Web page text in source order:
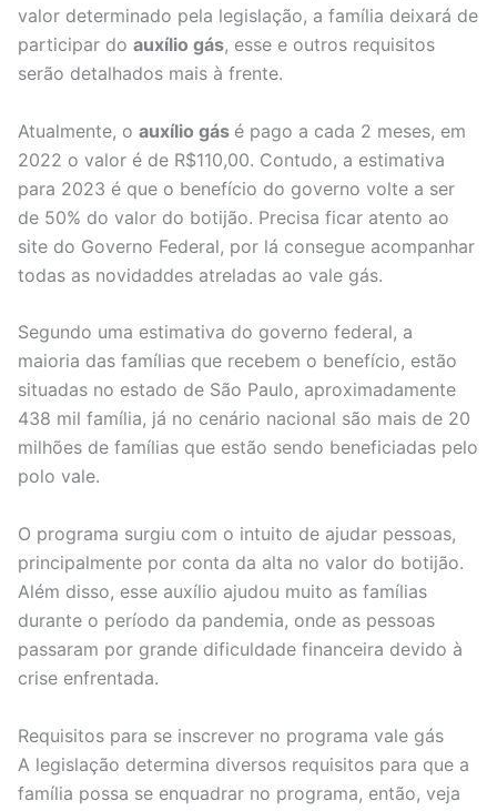
valor determinado pela legislação, a família deixará de
participar do auxílio gás, esse e outros requisitos
serão detalhados mais à frente.
Atualmente, o auxílio gás é pago a cada 2 meses, em
2022 o valor é de R$110,00. Contudo, a estimativa
para 2023 é que o benefício do governo volte a ser
de 50% do valor do botijão. Precisa ficar atento ao
site do Governo Federal, por lá consegue acompanhar
todas as novidaddes atreladas ao vale gás.
Segundo uma estimativa do governo federal, a
maioria das famílias que recebem o benefício, estão
situadas no estado de São Paulo, aproximadamente
438 mil família, já no cenário nacional são mais de 20
milhões de famílias que estão sendo beneficiadas pelo
polo vale.
O programa surgiu com o intuito de ajudar pessoas,
principalmente por conta da alta no valor do botijão.
Além disso, esse auxílio ajudou muito as famílias
durante o período da pandemia, onde as pessoas
passaram por grande dificuldade financeira devido à
crise enfrentada.
Requisitos para se inscrever no programa vale gás
A legislação determina diversos requisitos para que a
família possa se enquadrar no programa, então, veja